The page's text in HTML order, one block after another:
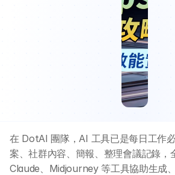
在 DotAI 團隊，AI 工具已是每日工作
案、社群內容、簡報、整理會議記錄，
Claude、Midjourney 等工具協助生成
DotAI 課程時間表
AI 企業培訓
學校 AI 培訓